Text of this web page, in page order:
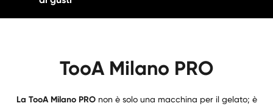
TooA Milano PRO
La TooA Milano PROnon è solo una macchina per il gelato; è